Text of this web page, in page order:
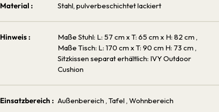
Material : Stahl, pulverbeschichtet lackiert
Hinweis : Maße Stuhl: L: 57 cm x T: 65 cm x H: 82 cm ,
Maße Tisch: L: 170 cm x T: 90 cm H: 73 cm ,
Sitzkissen separat erhältlich: IVY Outdoor
Cushion
Einsatzbereich : Außenbereich , Tafel , Wohnbereich